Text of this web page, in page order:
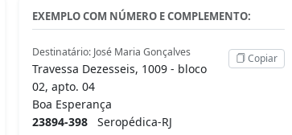
EXEMPLO COM NÚMERO E COMPLEMENTO:
Destinatário: José Maria Gonçalves
Travessa Dezesseis, 1009 - bloco
02, apto. 04
Boa Esperança
23894-398 Seropédica-RJ
Copiar